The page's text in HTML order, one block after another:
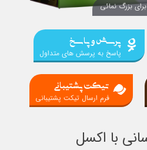
بزرگ نمائی
پرسش و پاسخ
پاسخ به پرسش های متداول
تیکت پشتیبانی
فرم ارسال تیکت پشتیبانی
با اکسل